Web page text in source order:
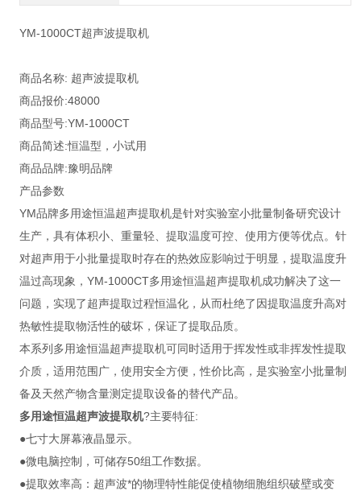
YM-1000CT超声波提取机
商品名称: 超声波提取机
商品报价:48000
商品型号:YM-1000CT
商品简述:恒温型，小试用
商品品牌:豫明品牌
产品参数
YM品牌多用途恒温超声提取机是针对实验室小批量制备研究设计
生产，具有体积小、重量轻、提取温度可控、使用方便等优点。针
对超声用于小批量提取时存在的热效应影响过于明显，提取温度升
温过高现象，YM-1000CT多用途恒温超声提取机成功解决了这一
问题，实现了超声提取过程恒温化，从而杜绝了因提取温度升高对
热敏性提取物活性的破坏，保证了提取品质。
本系列多用途恒温超声提取机可同时适用于挥发性或非挥发性提取
介质，适用范围广，使用安全方便，性价比高，是实验室小批量制
备及天然产物含量测定提取设备的替代产品。
多用途恒温超声波提取机?主要特征:
●七寸大屏幕液晶显示。
●微电脑控制，可储存50组工作数据。
●提取效率高：超声波*的物理特性能促使植物细胞组织破壁或变